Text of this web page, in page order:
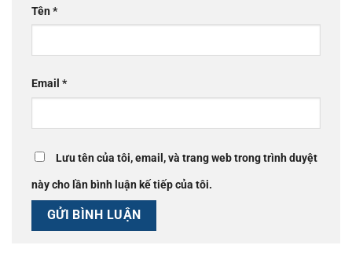
Tên*
Email *
Lưu tên của tôi, email, và trang web trong trình duyệt
này cho lần bình luận kế tiếp của tôi.